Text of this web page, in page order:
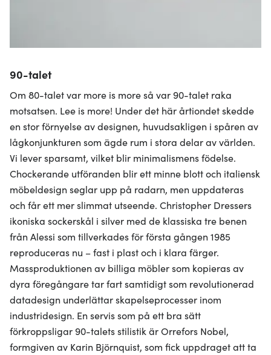
90-talet
Om 80-talet var more is more så var 90-talet raka
motsatsen. Lee is more! Under det här årtiondet skedde
en stor förnyelse av designen, huvudsakligen i spåren av
lågkonjunkturen som ägde rum i stora delar av världen.
Vi lever sparsamt, vilket blir minimalismens födelse.
Chockerande utföranden blir ett minne blott och italiensk
möbeldesign seglar upp på radarn, men uppdateras
och får ett mer slimmat utseende. Christopher Dressers
ikoniska sockerskål i silver med de klassiska tre benen
från Alessi som tillverkades för första gången 1985
reproduceras nu – fast i plast och i klara färger.
Massproduktionen av billiga möbler som kopieras av
dyra föregångare tar fart samtidigt som revolutionerad
datadesign underlättar skapelseprocesser inom
industridesign. En servis som på ett bra sätt
förkroppsligar 90-talets stilistik är Orrefors Nobel,
formgiven av Karin Björnquist, som fick uppdraget att ta